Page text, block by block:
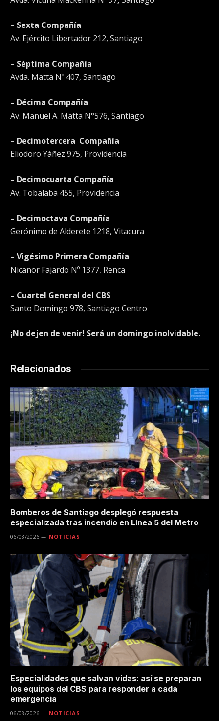
– Sexta Compañía
Av. Ejército Libertador 212, Santiago
– Séptima Compañía
Avda. Matta Nº 407, Santiago
– Décima Compañía
Av. Manuel A. Matta N°576, Santiago
– Decimotercera Compañía
Eliodoro Yáñez 975, Providencia
– Decimocuarta Compañía
Av. Tobalaba 455, Providencia
– Decimoctava Compañía
Gerónimo de Alderete 1218, Vitacura
– Vigésimo Primera Compañía
Nicanor Fajardo Nº 1377, Renca
– Cuartel General del CBS
Santo Domingo 978, Santiago Centro
¡No dejen de venir! Será un domingo inolvidable.
Relacionados
Bomberos de Santiago desplegó respuesta
especializada tras incendio en Línea 5 del Metro
06/08/2026 NOTICIAS
Especialidades que salvan vidas: así se preparan
los equipos del CBS para responder a cada
emergencia
06/08/2026 NOTICIAS